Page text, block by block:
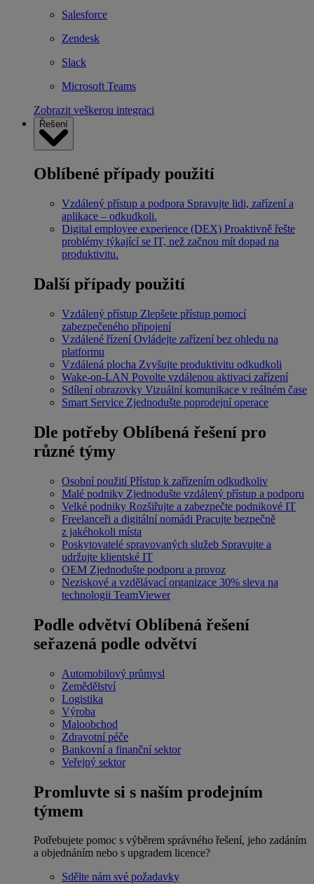
Salesforce
Zendesk
Slack
Microsoft Teams
Zobrazit veškerou integraci
Řešení
Oblíbené případy použití
Vzdálený přístup a podpora Spravujte lidi, zařízení a
aplikace – odkudkoli.
Digital employee experience (DEX) Proaktivně řešte
problémy týkající se IT, než začnou mít dopad na
produktivitu.
Další případy použití
Vzdálený přístup Zlepšete přístup pomocí
zabezpečeného připojení
Vzdálené řízení Ovládejte zařízení bez ohledu na
platformu
Vzdálená plocha Zvyšujte produktivitu odkudkoli
Wake-on-LAN Povolte vzdálenou aktivaci zařízení
Sdílení obrazovky Vizuální komunikace v reálném čase
Smart Service Zjednodušte poprodejní operace
Dle potřeby Oblíbená řešení pro
různé týmy
Osobní použití Přístup k zařízením odkudkoliv
Malé podniky Zjednodušte vzdálený přístup a podporu
Velké podniky Rozšiřujte a zabezpečte podnikové IT
Freelanceři a digitální nomádi Pracujte bezpečně
z jakéhokoli místa
Poskytovatelé spravovaných služeb Spravujte a
udržujte klientské IT
OEM Zjednodušte podporu a provoz
Neziskové a vzdělávací organizace 30% sleva na
technologii TeamViewer
Podle odvětví Oblíbená řešení
seřazená podle odvětví
Automobilový průmysl
Zemědělství
Logistika
Výroba
Maloobchod
Zdravotní péče
Bankovní a finanční sektor
Veřejný sektor
Promluvte si s naším prodejním
týmem
Potřebujete pomoc s výběrem správného řešení, jeho zadáním
a objednáním nebo s upgradem licence?
Sdělte nám své požadavky